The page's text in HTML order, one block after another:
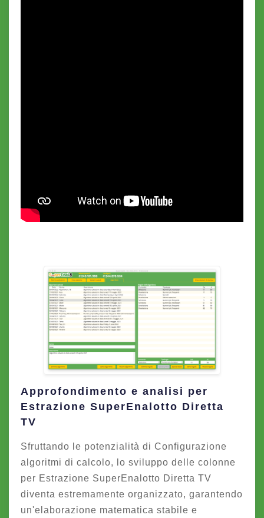
Approfondimento e analisi per
Estrazione SuperEnalotto Diretta
TV
Sfruttando le potenzialità di Configurazione
algoritmi di calcolo, lo sviluppo delle colonne
per Estrazione SuperEnalotto Diretta TV
diventa estremamente organizzato, garantendo
un'elaborazione matematica stabile e